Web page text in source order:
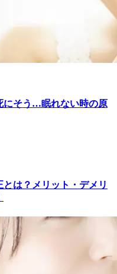
にそう…眠れない時の原
は？メリット・デメリ